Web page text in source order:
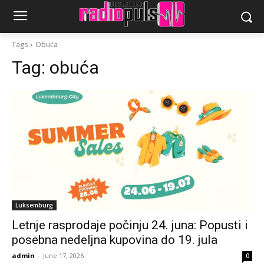
Tags Obuća
Tag: obuća
Luksemburg
Letnje rasprodaje počinju 24. juna: Popusti i
posebna nedeljna kupovina do 19. jula
admin - June 17, 2026 0